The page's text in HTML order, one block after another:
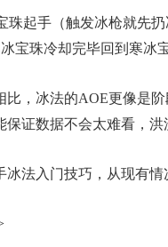
珠起手（触发冰枪就先
宝珠冷却完毕回到寒冰宝
比，冰法的AOE更像是
保证数据不会太难看，
冰法入门技巧，从现有